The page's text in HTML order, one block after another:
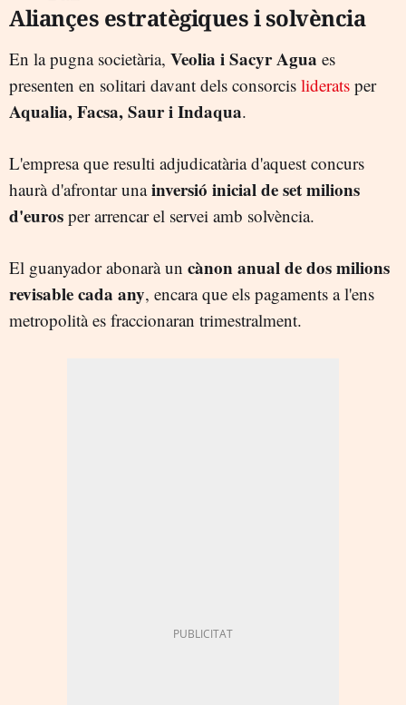
Aliançes estratègiques i solvència
En la pugna societària, Veolia i Sacyr Agua es
presenten en solitari davant dels consorcis liderats per
Aqualia, Facsa, Saur i Indaqua.
L'empresa que resulti adjudicatària d'aquest concurs
haurà d'afrontar unainversió inicial de set milions
d'euros per arrencar el servei amb solvència.
El guanyador abonarà un cànon anual de dos milions
revisable cada any, encara que els pagaments a l'ens
metropolità es fraccionaran trimestralment.